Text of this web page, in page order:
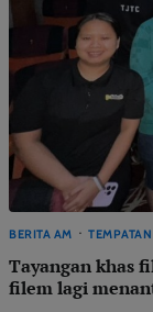
BERITA AM TEMPATAN
Tayangan khas
filem lagi